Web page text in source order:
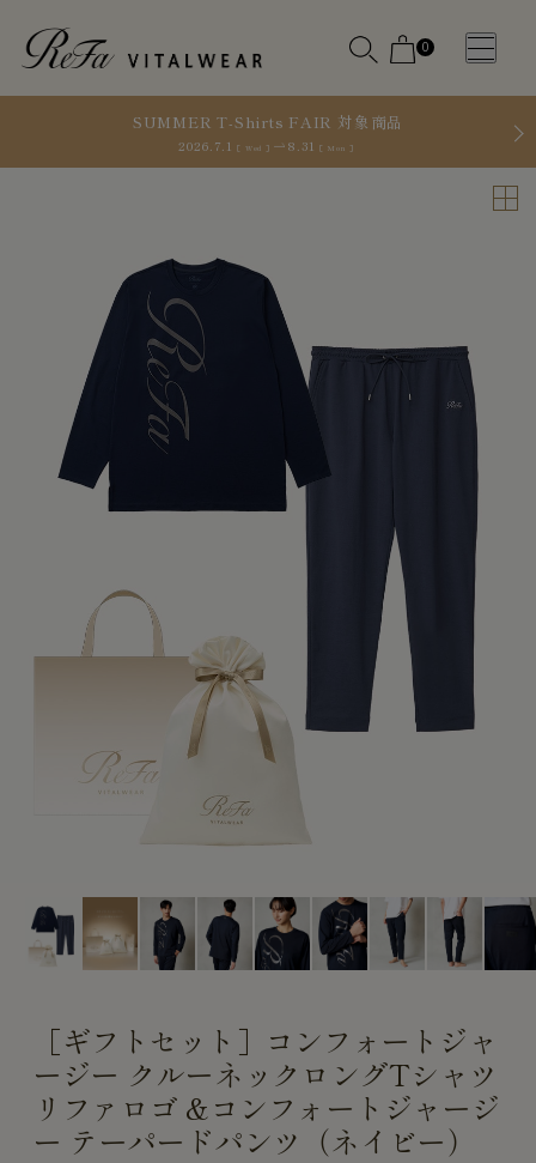
0
全ての商
メディ
ピロー
全ての商
メディ
ピロー
SUMMER T-Shirts FAIR 対象商品
2026.7.1 ［ Wed ］ 8.31 ［ Mon ］
［ギフトセット］コンフォートジャ
ージー クルーネックロングTシャツ
リファロゴ &コンフォートジャージ
ー テーパードパンツ（ネイビー）